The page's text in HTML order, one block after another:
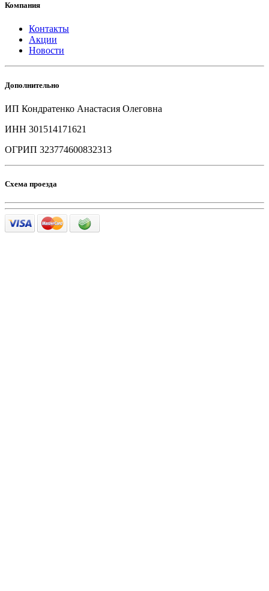
Компания
Контакты
Акции
Новости
Дополнительно
ИП Кондратенко Анастасия Олеговна
ИНН 301514171621
ОГРИП 323774600832313
Схема проезда